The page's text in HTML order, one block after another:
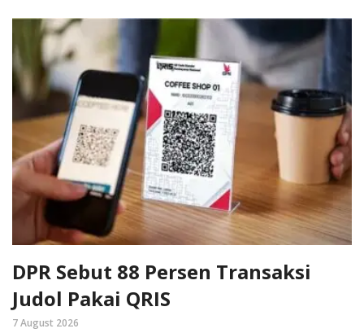
DPR Sebut 88 Persen Transaksi
Judol Pakai QRIS
7 August 2026